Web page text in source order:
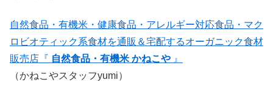
自然食品・有機米・健康食品・アレルギー対応食品・マク
ロビオティック系食材を通販＆宅配するオーガニック食材
販売店『 自然食品・有機米 かねこや 』
（かねこやスタッフyumi）